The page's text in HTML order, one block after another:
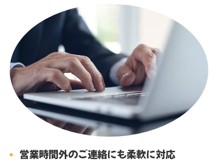
営業時間外のご連絡にも柔軟に対応